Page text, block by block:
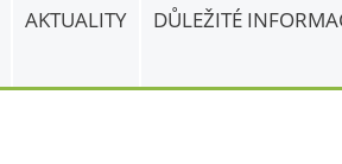
AKTUALITY DŮLEŽITÉ